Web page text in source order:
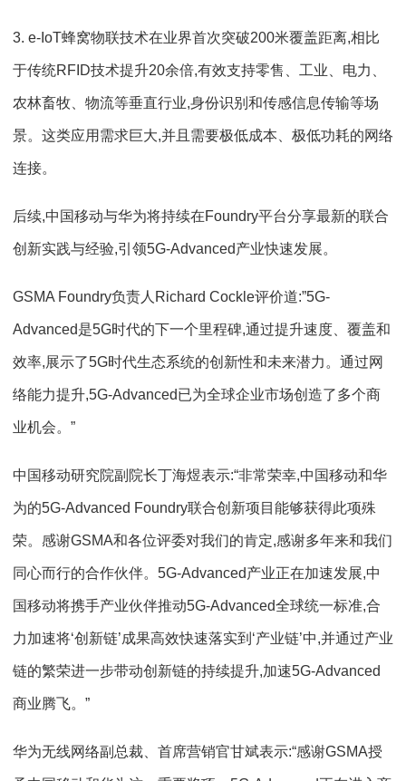
3. e-IoT蜂窝物联技术在业界首次突破200米覆盖距离,相比
于传统RFID技术提升20余倍,有效支持零售、工业、电力、
农林畜牧、物流等垂直行业,身份识别和传感信息传输等场
景。这类应用需求巨大,并且需要极低成本、极低功耗的网络
连接。
后续,中国移动与华为将持续在Foundry平台分享最新的联合
创新实践与经验,引领5G-Advanced产业快速发展。
GSMA Foundry负责人Richard Cockle评价道:”5G-
Advanced是5G时代的下一个里程碑,通过提升速度、覆盖和
效率,展示了5G时代生态系统的创新性和未来潜力。通过网
络能力提升,5G-Advanced已为全球企业市场创造了多个商
业机会。”
中国移动研究院副院长丁海煜表示:“非常荣幸,中国移动和华
为的5G-Advanced Foundry联合创新项目能够获得此项殊
荣。感谢GSMA和各位评委对我们的肯定,感谢多年来和我们
同心而行的合作伙伴。5G-Advanced产业正在加速发展,中
国移动将携手产业伙伴推动5G-Advanced全球统一标准,合
力加速将‘创新链’成果高效快速落实到‘产业链’中,并通过产业
链的繁荣进一步带动创新链的持续提升,加速5G-Advanced
商业腾飞。”
华为无线网络副总裁、首席营销官甘斌表示:“感谢GSMA授